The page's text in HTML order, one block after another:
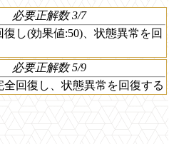
必要正解数 3/7
し(効果値:50)、状態異常を回
必要正解数 5/9
全回復し、状態異常を回復する